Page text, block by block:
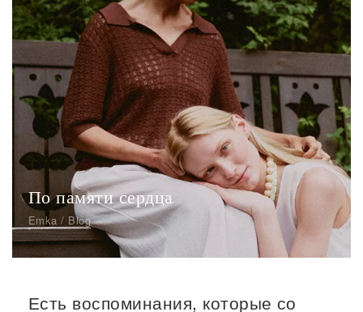
По памяти сердца
Emka / Blog
Есть воспоминания, которые со